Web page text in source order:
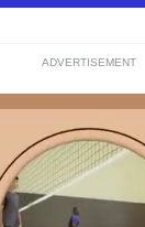
ADVERTISEMENT